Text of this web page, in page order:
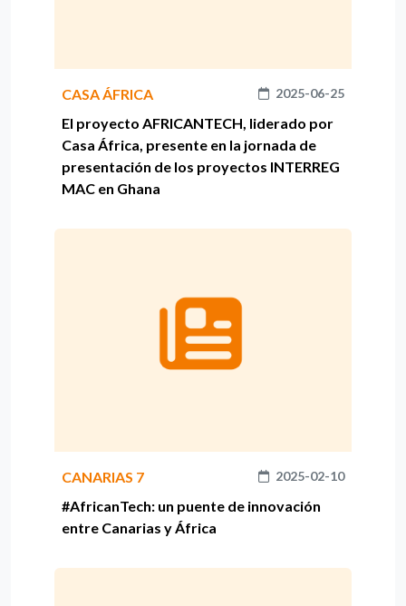
CASA ÁFRICA 2025-06-25
El proyecto AFRICANTECH, liderado por
Casa África, presente en la jornada de
presentación de los proyectos INTERREG
MAC en Ghana
CANARIAS 7 2025-02-10
#AfricanTech: un puente de innovación
entre Canarias y África